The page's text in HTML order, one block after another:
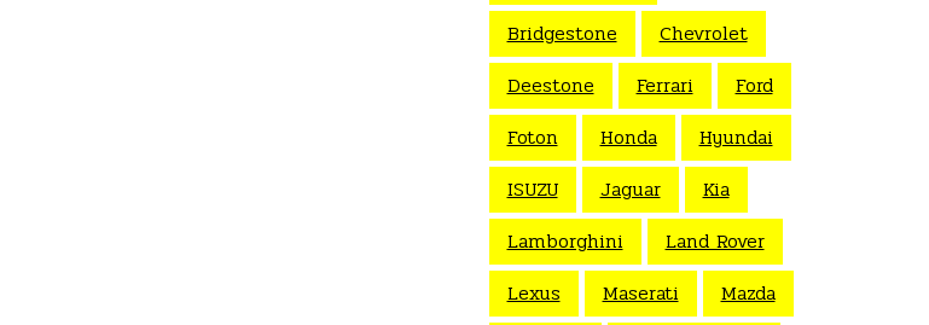
Bridgestone
Chevrolet
Deestone
Ferrari
Ford
Foton
Honda
Hyundai
ISUZU
Jaguar
Kia
Lamborghini
Land Rover
Lexus
Maserati
Mazda